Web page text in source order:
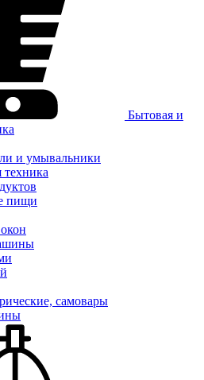
Бытовая и
и умывальники
техника
пищи
самовары